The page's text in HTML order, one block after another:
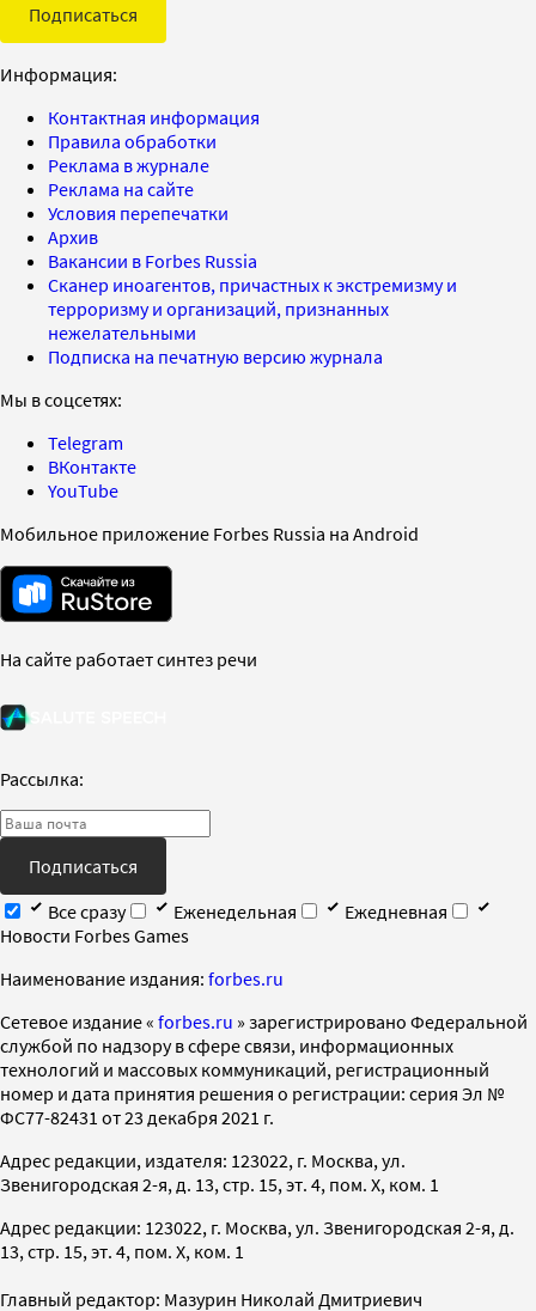
Подписаться
Информация:
Контактная информация
Правила обработки
Реклама в журнале
Реклама на сайте
Условия перепечатки
Архив
Вакансии в Forbes Russia
Сканер иноагентов, причастных к экстремизму и
терроризму и организаций, признанных
нежелательными
Подписка на печатную версию журнала
Мы в соцсетях:
Telegram
ВКонтакте
YouTube
Мобильное приложение Forbes Russia на Android
На сайте работает синтез речи
Рассылка:
Подписаться
Все сразу
Еженедельная
Ежедневная
Новости Forbes Games
Наименование издания: forbes.ru
Cетевое издание « forbes.ru » зарегистрировано Федеральной
службой по надзору в сфере связи, информационных
технологий и массовых коммуникаций, регистрационный
номер и дата принятия решения о регистрации: серия Эл №
ФС77-82431 от 23 декабря 2021 г.
Адрес редакции, издателя: 123022, г. Москва, ул.
Звенигородская 2-я, д. 13, стр. 15, эт. 4, пом. X, ком. 1
Адрес редакции: 123022, г. Москва, ул. Звенигородская 2-я, д.
13, стр. 15, эт. 4, пом. X, ком. 1
Главный редактор: Мазурин Николай Дмитриевич